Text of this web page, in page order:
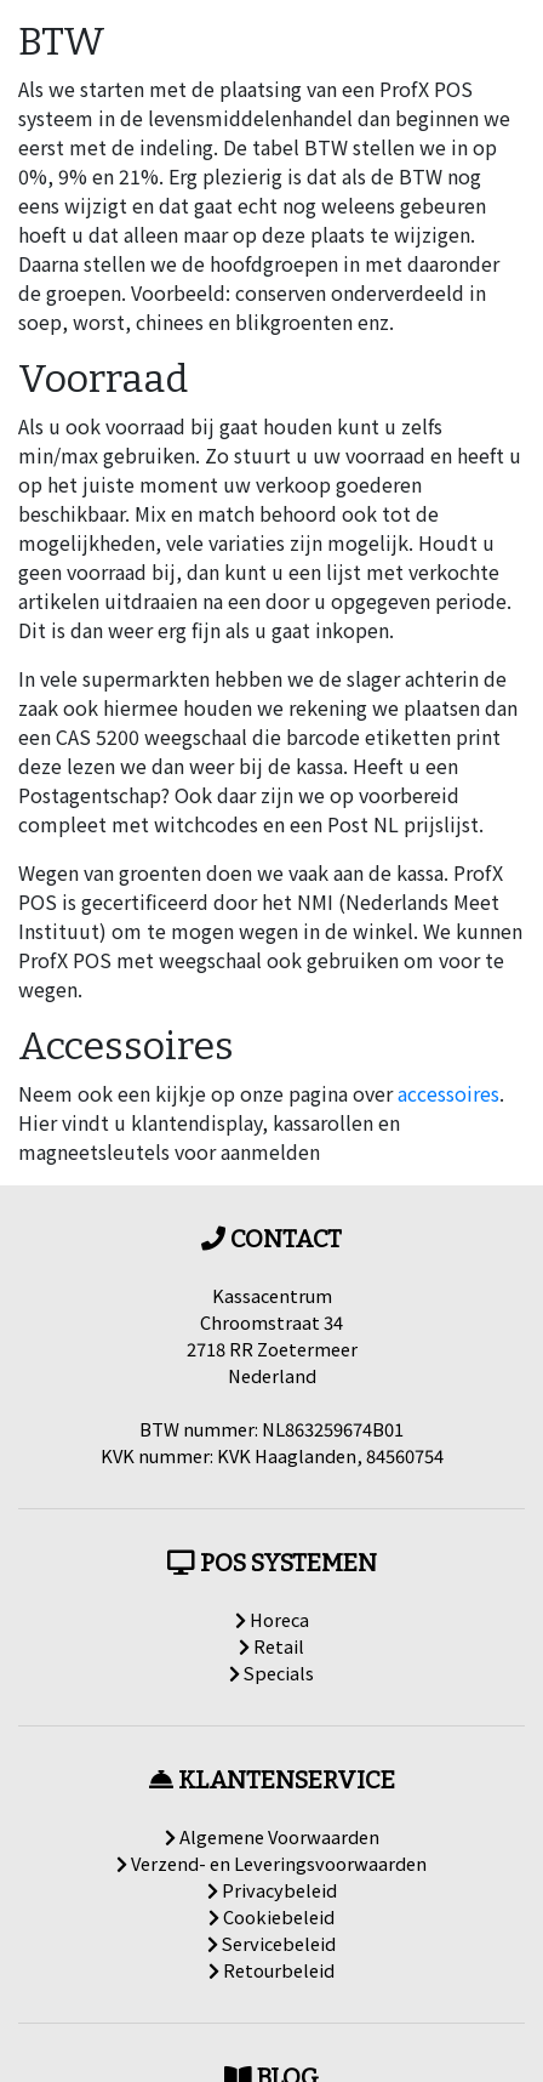
BTW
Als we starten met de plaatsing van een ProfX POS
systeem in de levensmiddelenhandel dan beginnen we
eerst met de indeling. De tabel BTW stellen we in op
0%, 9% en 21%. Erg plezierig is dat als de BTW nog
eens wijzigt en dat gaat echt nog weleens gebeuren
hoeft u dat alleen maar op deze plaats te wijzigen.
Daarna stellen we de hoofdgroepen in met daaronder
de groepen. Voorbeeld: conserven onderverdeeld in
soep, worst, chinees en blikgroenten enz.
Voorraad
Als u ook voorraad bij gaat houden kunt u zelfs
min/max gebruiken. Zo stuurt u uw voorraad en heeft u
op het juiste moment uw verkoop goederen
beschikbaar. Mix en match behoord ook tot de
mogelijkheden, vele variaties zijn mogelijk. Houdt u
geen voorraad bij, dan kunt u een lijst met verkochte
artikelen uitdraaien na een door u opgegeven periode.
Dit is dan weer erg fijn als u gaat inkopen.
In vele supermarkten hebben we de slager achterin de
zaak ook hiermee houden we rekening we plaatsen dan
een CAS 5200 weegschaal die barcode etiketten print
deze lezen we dan weer bij de kassa. Heeft u een
Postagentschap? Ook daar zijn we op voorbereid
compleet met witchcodes en een Post NL prijslijst.
Wegen van groenten doen we vaak aan de kassa. ProfX
POS is gecertificeerd door het NMI (Nederlands Meet
Instituut) om te mogen wegen in de winkel. We kunnen
ProfX POS met weegschaal ook gebruiken om voor te
wegen.
Accessoires
Neem ook een kijkje op onze pagina overaccessoires.
Hier vindt u klantendisplay, kassarollen en
magneetsleutels voor aanmelden
CONTACT
Kassacentrum
Chroomstraat 34
2718 RR Zoetermeer
Nederland
BTW nummer: NL863259674B01
KVK nummer: KVK Haaglanden, 84560754
POS SYSTEMEN
Horeca
Retail
Specials
KLANTENSERVICE
Algemene Voorwaarden
Verzend- en Leveringsvoorwaarden
Privacybeleid
Cookiebeleid
Servicebeleid
Retourbeleid